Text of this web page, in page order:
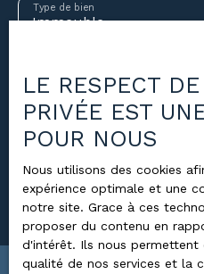
Immeuble
Type de bien
Budget max (€)
LE RESPECT
PRIVÉE EST
POUR NOUS
Nous utilisons des cookies
expérience optimale et une
notre site. Grace à ces
proposer du contenu en
d'intérêt. Ils nous permettent
qualité de nos services et la